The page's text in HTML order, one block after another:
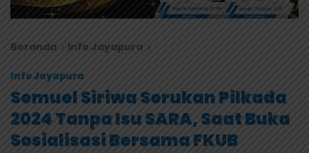
Beranda Info Jayapura
Info Jayapura
Semuel Siriwa Serukan Pilkada
2024 Tanpa Isu SARA, Saat Buka
Sosialisasi Bersama FKUB